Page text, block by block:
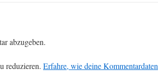
abzugeben.
reduzieren. Erfahre, wie deine Kommentardaten